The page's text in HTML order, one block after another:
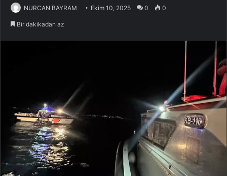
NURCAN BAYRAM Ekim 10, 2025 0 0
Bir dakikadan az